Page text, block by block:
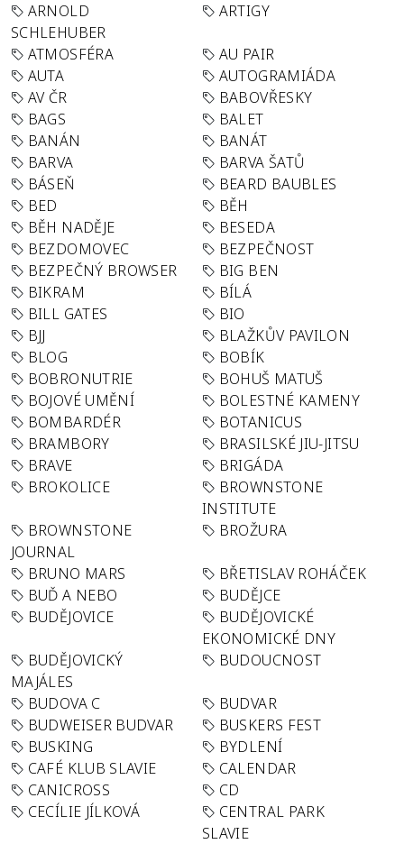
ARNOLD
SCHLEHUBER
ARTIGY
ATMOSFÉRA
AU PAIR
AUTA
AUTOGRAMIÁDA
AV ČR
BABOVŘESKY
BAGS
BALET
BANÁN
BANÁT
BARVA
BARVA ŠATŮ
BÁSEŇ
BEARD BAUBLES
BED
BĚH
BĚH NADĚJE
BESEDA
BEZDOMOVEC
BEZPEČNOST
BEZPEČNÝ BROWSER
BIG BEN
BIKRAM
BÍLÁ
BILL GATES
BIO
BJJ
BLAŽKŮV PAVILON
BLOG
BOBÍK
BOBRONUTRIE
BOHUŠ MATUŠ
BOJOVÉ UMĚNÍ
BOLESTNÉ KAMENY
BOMBARDÉR
BOTANICUS
BRAMBORY
BRASILSKÉ JIU-JITSU
BRAVE
BRIGÁDA
BROKOLICE
BROWNSTONE
INSTITUTE
BROWNSTONE
JOURNAL
BROŽURA
BRUNO MARS
BŘETISLAV ROHÁČEK
BUĎ A NEBO
BUDĚJCE
BUDĚJOVICE
BUDĚJOVICKÉ
EKONOMICKÉ DNY
BUDĚJOVICKÝ
MAJÁLES
BUDOUCNOST
BUDOVA C
BUDVAR
BUDWEISER BUDVAR
BUSKERS FEST
BUSKING
BYDLENÍ
CAFÉ KLUB SLAVIE
CALENDAR
CANICROSS
CD
CECÍLIE JÍLKOVÁ
CENTRAL PARK
SLAVIE